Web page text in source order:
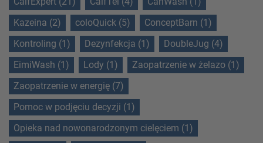
Kazeina (2)
coloQuick (5)
ConceptBarn (1)
Kontroling (1)
Dezynfekcja (1)
DoubleJug (4)
EimiWash (1)
Lody (1)
Zaopatrzenie w żelazo (1)
Zaopatrzenie w energię (7)
Pomoc w podjęciu decyzji (1)
Opieka nad nowonarodzonym cielęciem (1)